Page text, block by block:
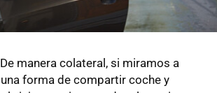
De manera colateral, si miramos a
forma de compartir coche y